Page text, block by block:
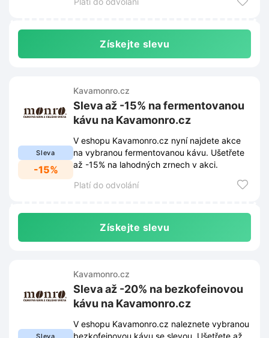
Získejte slevu
Sleva
-15%
Kavamonro.cz
Sleva až -15% na fermentovanou
kávu na Kavamonro.cz
V eshopu Kavamonro.cz nyní najdete akce
na vybranou fermentovanou kávu. Ušetřete
až -15% na lahodných zrnech v akci.
Platí do odvolání
Získejte slevu
Kavamonro.cz
Sleva až -20% na bezkofeinovou
kávu na Kavamonro.cz
V eshopu Kavamonro.cz naleznete vybranou